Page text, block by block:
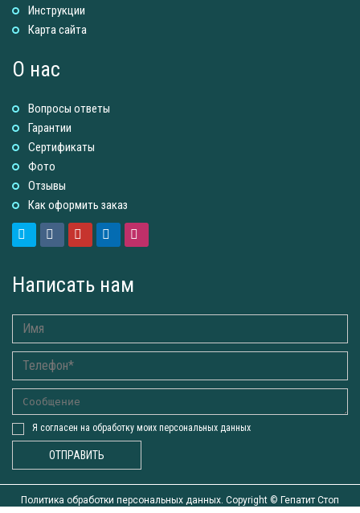
Инструкции
Карта сайта
О нас
Вопросы ответы
Гарантии
Сертификаты
Фото
Отзывы
Как оформить заказ
Написать нам
Я согласен на обработку моих персональных данных
ОТПРАВИТЬ
Политика обработки персональных данных. Copyright © Гепатит Стоп